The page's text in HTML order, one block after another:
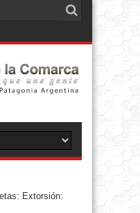
Extorsión: